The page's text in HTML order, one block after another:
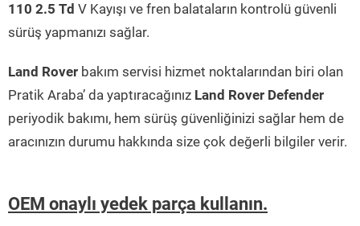
110 2.5 Td V Kayışı ve fren balataların kontrolü güvenli
sürüş yapmanızı sağlar.
Land Rover bakım servisi hizmet noktalarından biri olan
Pratik Araba’ da yaptıracağınız Land Rover Defender
periyodik bakımı, hem sürüş güvenliğinizi sağlar hem de
aracınızın durumu hakkında size çok değerli bilgiler verir.
OEM onaylı yedek parça kullanın.